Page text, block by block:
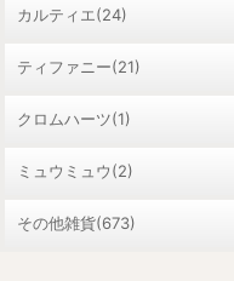
カルティエ(24)
ティファニー(21)
クロムハーツ(1)
ミュウミュウ(2)
その他雑貨(673)